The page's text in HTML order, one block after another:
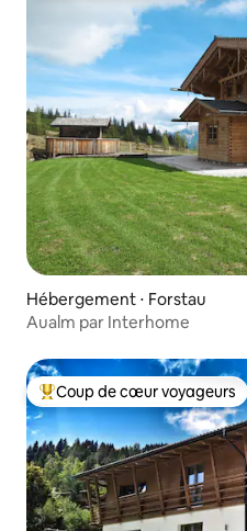
Hébergement ⋅ Forstau
Aualm par Interhome
Coups de cœur voyageurs
Coup de cœur voyageurs